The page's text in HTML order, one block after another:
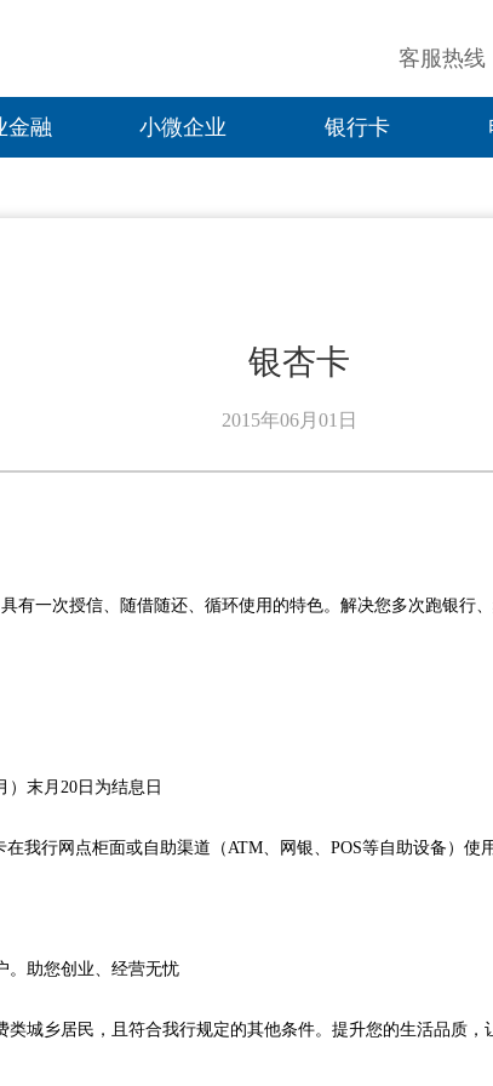
客服热线
金融 小微企业 银行卡
银杏卡
2015年06月01日
有一次授信、随借随还、循环使用的特色。解决您多次跑银行
）末月20日为结息日
我行网点柜面或自助渠道（ATM、网银、POS等自助设备）使用
。助您创业、经营无忧
城乡居民，且符合我行规定的其他条件。提升您的生活品质，